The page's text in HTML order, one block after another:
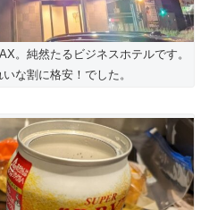
。純然たるビジネスホテルです。
な割に格安！でした。